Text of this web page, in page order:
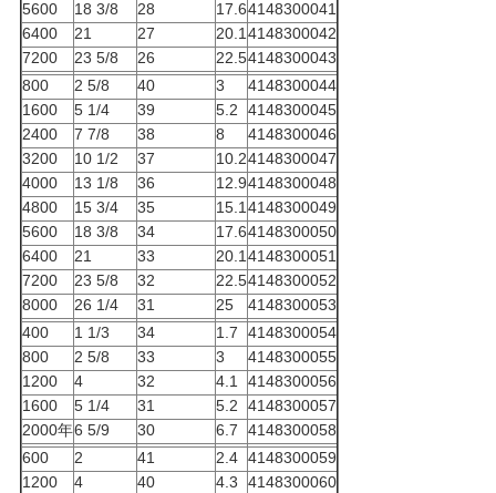
5600 18 3/8 28 17.64148300041
6400
21 27 20.14148300042
7200
23 5/8 26 22.54148300043
800
2 5/8 40 3
4148300044
1600
5 1/4 39 5.2
4148300045
2400
7 7/8 38 8
4148300046
3200
10 1/2 37 10.24148300047
4000
13 1/8 36 12.94148300048
4800
15 3/4 35 15.14148300049
5600
18 3/8 34 17.64148300050
6400
21 33 20.14148300051
7200
23 5/8 32 22.54148300052
8000
26 1/4 31 25
4148300053
400
1 1/3 34 1.7
4148300054
800
2 5/8 33 3
4148300055
1200
4 32 4.1
4148300056
1600
5 1/4 31 5.2
4148300057
2000年6 5/9 30 6.7
4148300058
600
2 41 2.4 4148300059
1200
4 40 4.3
4148300060